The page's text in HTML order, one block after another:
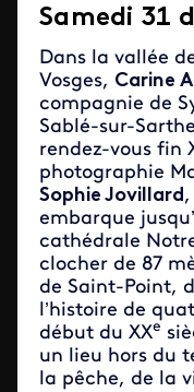
Samedi 31
Dans la vallée
Vosges, Carine
compagnie de
Sablé-sur-
rendez-vous fin
photographie
Sophie Jovillard
embarque
cathédrale
clocher de 87
de Saint-Point,
l’histoire de
début du XXe
un lieu hors du
la pêche, de la